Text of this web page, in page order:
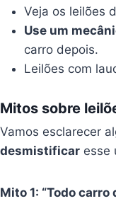
Veja os leilões
Use um
carro depois.
Leilões com
Mitos sobre
Vamos esclarecer
desmistificar esse
Mito 1: “Todo